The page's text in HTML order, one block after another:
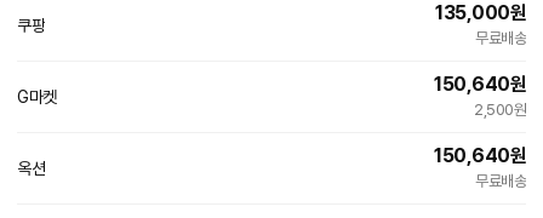
쿠팡
135,000원
무료배송
G마켓
150,640원
2,500원
옥션
150,640원
무료배송